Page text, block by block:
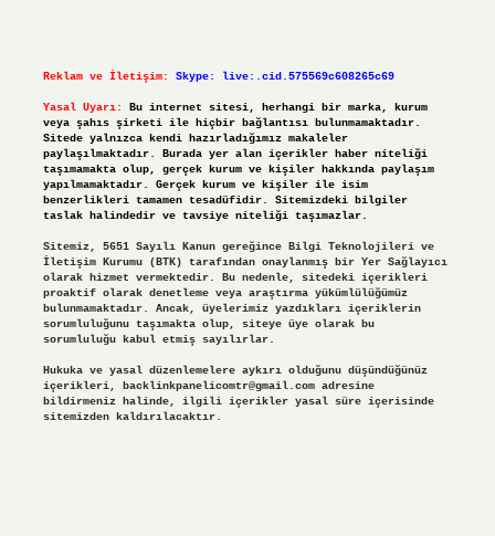
Reklam ve İletişim: Skype: live:.cid.575569c608265c69
Yasal Uyarı:
Bu internet sitesi, herhangi bir marka, kurum
veya şahıs şirketi ile hiçbir bağlantısı bulunmamaktadır.
Sitede yalnızca kendi hazırladığımız makaleler
paylaşılmaktadır. Burada yer alan içerikler haber niteliği
taşımamakta olup, gerçek kurum ve kişiler hakkında paylaşım
yapılmamaktadır. Gerçek kurum ve kişiler ile isim
benzerlikleri tamamen tesadüfidir. Sitemizdeki bilgiler
taslak halindedir ve tavsiye niteliği taşımazlar.
Sitemiz, 5651 Sayılı Kanun gereğince Bilgi Teknolojileri ve
İletişim Kurumu (BTK) tarafından onaylanmış bir Yer Sağlayıcı
olarak hizmet vermektedir. Bu nedenle, sitedeki içerikleri
proaktif olarak denetleme veya araştırma yükümlülüğümüz
bulunmamaktadır. Ancak, üyelerimiz yazdıkları içeriklerin
sorumluluğunu taşımakta olup, siteye üye olarak bu
sorumluluğu kabul etmiş sayılırlar.
Hukuka ve yasal düzenlemelere aykırı olduğunu düşündüğünüz
içerikleri, backlinkpanelicomtr@gmail.comadresine
bildirmeniz halinde, ilgili içerikler yasal süre içerisinde
sitemizden kaldırılacaktır.